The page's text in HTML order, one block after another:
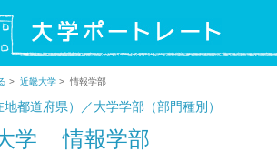
> 近畿大学 > 情報学部
都道府県）／大学学部（部門種別）
学 情報学部